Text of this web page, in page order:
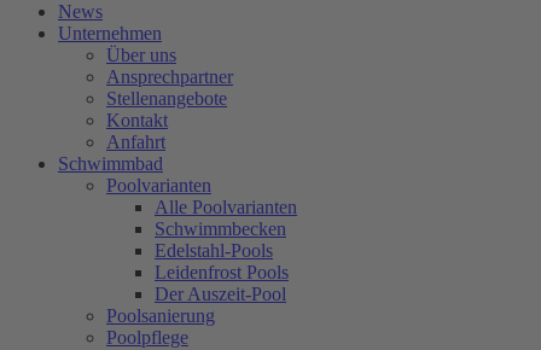
News
Unternehmen
Über uns
Ansprechpartner
Stellenangebote
Kontakt
Anfahrt
Schwimmbad
Poolvarianten
Alle Poolvarianten
Schwimmbecken
Edelstahl-Pools
Leidenfrost Pools
Der Auszeit-Pool
Poolsanierung
Poolpflege